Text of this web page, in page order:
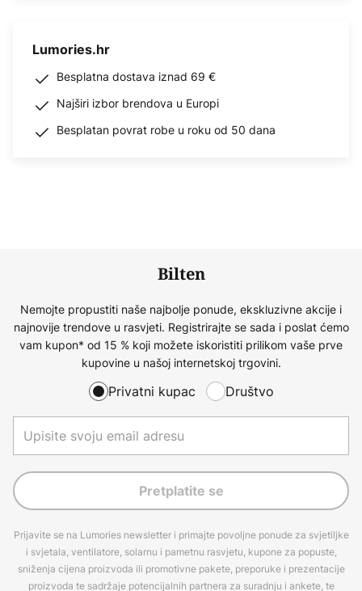
Lumories.hr
Besplatna dostava iznad 69 €
Najširi izbor brendova u Europi
Besplatan povrat robe u roku od 50 dana
Bilten
Nemojte propustiti naše najbolje ponude, ekskluzivne akcije i
najnovije trendove u rasvjeti. Registrirajte se sada i poslat ćemo
vam kupon* od 15 % koji možete iskoristiti prilikom vaše prve
kupovine u našoj internetskoj trgovini.
Privatni kupac Društvo
Pretplatite se
Prijavite se na Lumories newsletter i primajte povoljne ponude za svjetiljke
i svjetala, ventilatore, solarnu i pametnu rasvjetu, kupone za popuste,
sniženja cijena proizvoda ili promotivne pakete, preporuke i prezentacije
proizvoda te sadržaje potencijalnih partnera za suradnju i ankete, te